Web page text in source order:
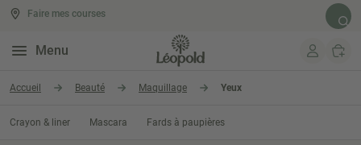
Aller au contenu
Menu
Faire mes courses
Accueil Beauté Maquillage Yeux
Crayon & liner Mascara Fards à paupières